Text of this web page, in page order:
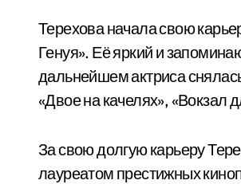
Терехова начала свою
Генуя». Её яркий и
дальнейшем актриса
«Двое на качелях», «Вокзал
За свою долгую карьеру
лауреатом престижных